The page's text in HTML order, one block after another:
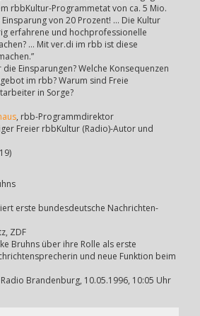
rbbKultur-Programmetat von ca. 5 Mio.
von 20 Prozent! … Die Kultur
erfahrene und hochprofessionelle
… Mit ver.di im rbb ist diese
Einsparungen? Welche Konsequenzen
im rbb? Warum sind Freie
in Sorge?
, rbb-Programmdirektor
Freier rbbKultur (Radio)-Autor und
erste bundesdeutsche Nachrichten-
ZDF
Bruhns über ihre Rolle als erste
und neue Funktion beim
Brandenburg, 10.05.1996, 10:05 Uhr